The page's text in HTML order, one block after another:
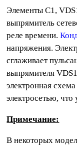
Элементы C1,
выпрямитель
реле времени.
напряжения.
сглаживает
выпрямителя
электронная
электросетью, что
Примечание:
В некоторых